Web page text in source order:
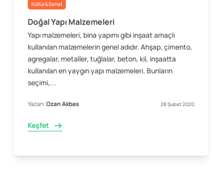
Kültür&Sanat
Doğal Yapı Malzemeleri
Yapı malzemeleri, bina yapımı gibi inşaat amaçlı
kullanılan malzemelerin genel adıdır. Ahşap, çimento,
agregalar, metaller, tuğlalar, beton, kil, inşaatta
kullanılan en yaygın yapı malzemeleri. Bunların
seçimi,...
Yazan:Ozan Akbas 28 Şubat 2020
Keşfet